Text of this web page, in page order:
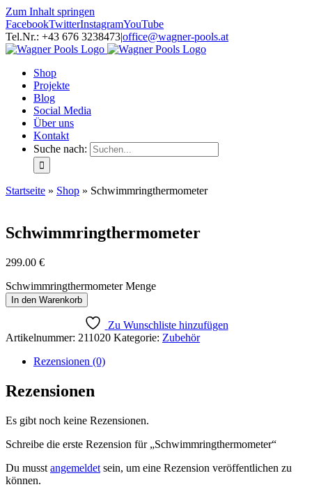
Zum Inhalt springen
FacebookTwitterInstagramYouTube
Tel.Nr.: +43 676 3238473|office@wagner-pools.at
Shop
Projekte
Blog
Social Media
Über uns
Kontakt
Suche nach:
Startseite » Shop » Schwimmringthermometer
Schwimmringthermometer
299.00 €
Schwimmringthermometer Menge
In den Warenkorb
Zu Wunschliste hinzufügen
Artikelnummer: 211020 Kategorie: Zubehör
Rezensionen (0)
Rezensionen
Es gibt noch keine Rezensionen.
Schreibe die erste Rezension für „Schwimmringthermometer“
Du musst angemeldet sein, um eine Rezension veröffentlichen zu
können.